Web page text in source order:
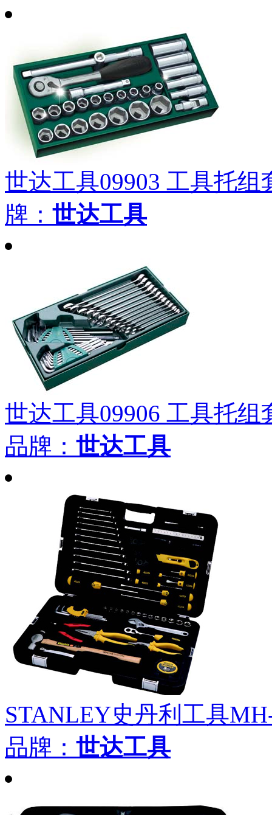
世达工具09903 工具托
牌： 世达工具
世达工具09906 工具托
品牌： 世达工具
STANLEY史丹利工具
品牌： 世达工具